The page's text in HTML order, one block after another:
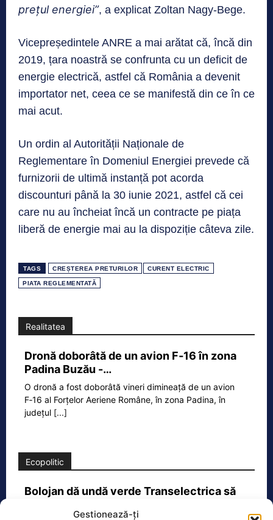
Gestionează-ți
preţul energiei”, a explicat Zoltan Nagy-Bege.
Vicepreședintele ANRE a mai arătat că, încă din
2019, țara noastră se confrunta cu un deficit de
energie electrică, astfel că România a devenit
importator net, ceea ce se manifestă din ce în ce
mai acut.
Un ordin al Autorității Naționale de
Reglementare în Domeniul Energiei prevede că
furnizorii de ultimă instanță pot acorda
discounturi până la 30 iunie 2021, astfel că cei
care nu au încheiat încă un contracte pe piața
liberă de energie mai au la dispoziție câteva zile.
TAGS CREȘTEREA PRETURILOR CURENT ELECTRIC
PIATA REGLEMENTATĂ
Realitatea
Dronă doborâtă de un avion F‑16 în zona
Padina Buzău -…
O dronă a fost doborâtă vineri dimineață de un avion
F‑16 al Forțelor Aeriene Române, în zona Padina, în
județul [...]
Ecopolitic
Bolojan dă undă verde Transelectrica să